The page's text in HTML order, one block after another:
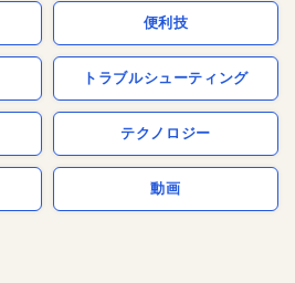
便利技
トラブルシューティング
テクノロジー
動画